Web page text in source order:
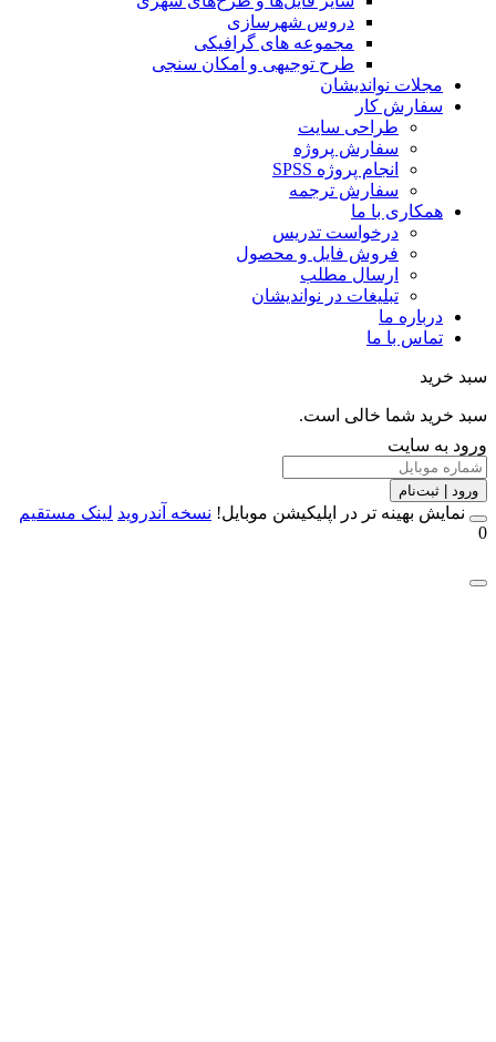
دروس شهرسازی
مجموعه های گرافیکی
طرح توجیهی و امکان سنجی
مجلات نواندیشان
سفارش کار
طراحی سایت
سفارش پروژه
انجام پروژه SPSS
سفارش ترجمه
همکاری با ما
درخواست تدریس
فروش فایل و محصول
ارسال مطلب
تبلیغات در نواندیشان
درباره ما
تماس با ما
خرید شما خالی است.
به سایت
| ثبت‌نام
بهینه تر در اپلیکیشن موبایل!نسخه آندروید لینک مستقیم